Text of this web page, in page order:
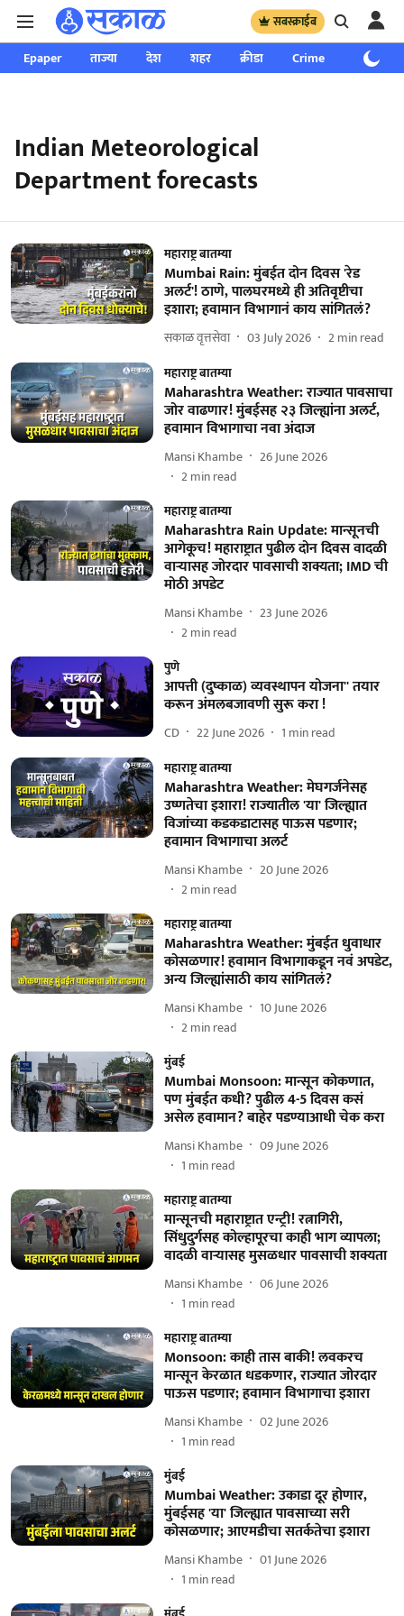
सबस्क्राईब
Epaper ताज्या देश शहर क्रीडा Crime साप्ताहिक
Indian Meteorological
Department forecasts
महाराष्ट्र बातम्या
Mumbai Rain: मुंबईत दोन दिवस 'रेड
अलर्ट'! ठाणे, पालघरमध्ये ही अतिवृष्टीचा
इशारा; हवामान विभागानं काय सांगितलं?
सकाळ वृत्तसेवा 03 July 2026 2min read
महाराष्ट्र बातम्या
Maharashtra Weather: राज्यात पावसाचा
जोर वाढणार! मुंबईसह २३ जिल्ह्यांना अलर्ट,
हवामान विभागाचा नवा अंदाज
Mansi Khambe
26 June 2026
2min read
महाराष्ट्र बातम्या
Maharashtra Rain Update: मान्सूनची
आगेकूच! महाराष्ट्रात पुढील दोन दिवस वादळी
वाऱ्यासह जोरदार पावसाची शक्यता; IMD ची
मोठी अपडेट
Mansi Khambe
23 June 2026
2min read
पुणे
आपत्ती (दुष्काळ) व्यवस्थापन योजना'' तयार
करून अंमलबजावणी सुरू करा !
CD 22 June 2026 1 min read
महाराष्ट्र बातम्या
Maharashtra Weather: मेघगर्जनेसह
उष्णतेचा इशारा! राज्यातील 'या' जिल्ह्यात
विजांच्या कडकडाटासह पाऊस पडणार;
हवामान विभागाचा अलर्ट
Mansi Khambe
20 June 2026
2min read
महाराष्ट्र बातम्या
Maharashtra Weather: मुंबईत धुवाधार
कोसळणार! हवामान विभागाकडून नवं अपडेट,
अन्य जिल्ह्यांसाठी काय सांगितलं?
Mansi Khambe
10 June 2026
2min read
मुंबई
Mumbai Monsoon: मान्सून कोकणात,
पण मुंबईत कधी? पुढील 4-5 दिवस कसं
असेल हवामान? बाहेर पडण्याआधी चेक करा
Mansi Khambe
09 June 2026
1 min read
महाराष्ट्र बातम्या
मान्सूनची महाराष्ट्रात एन्ट्री! रत्नागिरी,
सिंधुदुर्गसह कोल्हापूरचा काही भाग व्यापला;
वादळी वाऱ्यासह मुसळधार पावसाची शक्यता
Mansi Khambe
06 June 2026
1 min read
महाराष्ट्र बातम्या
Monsoon: काही तास बाकी! लवकरच
मान्सून केरळात धडकणार, राज्यात जोरदार
पाऊस पडणार; हवामान विभागाचा इशारा
Mansi Khambe
02 June 2026
1 min read
मुंबई
Mumbai Weather: उकाडा दूर होणार,
मुंबईसह 'या' जिल्ह्यात पावसाच्या सरी
कोसळणार; आएमडीचा सतर्कतेचा इशारा
Mansi Khambe
01 June 2026
1 min read